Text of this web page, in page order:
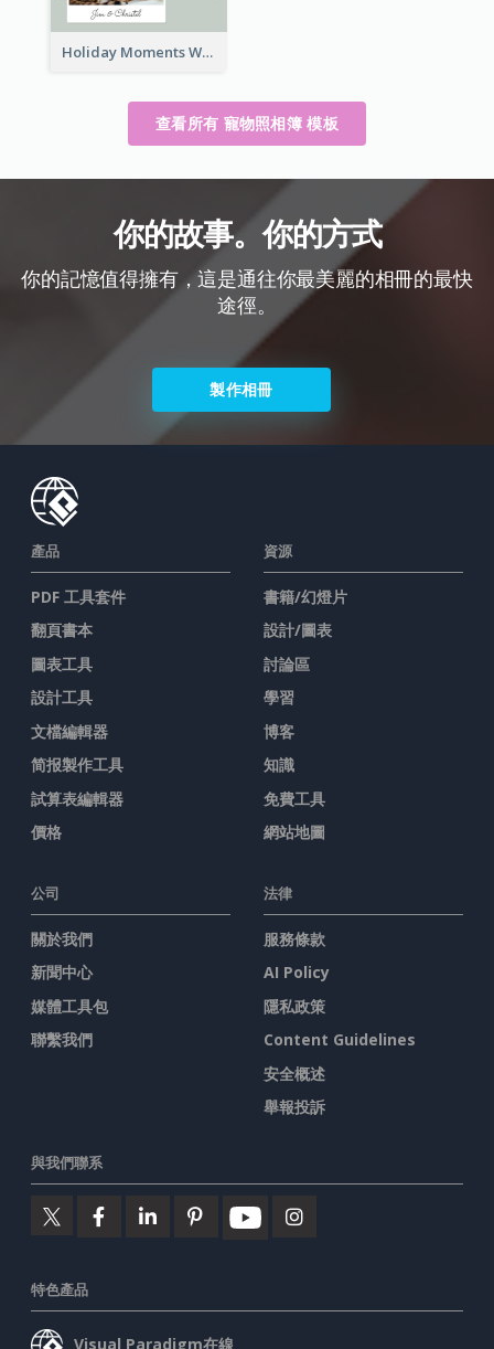
Holiday Moments With Pets Photo Book
查看所有 寵物照相簿 模板
你的故事。你的方式
你的記憶值得擁有，這是通往你最美麗的相冊的最快
途徑。
製作相冊
產品
PDF 工具套件
翻頁書本
圖表工具
設計工具
文檔編輯器
简报製作工具
試算表編輯器
價格
資源
書籍/幻燈片
設計/圖表
討論區
學習
博客
知識
免費工具
網站地圖
公司
關於我們
新聞中心
媒體工具包
聯繫我們
法律
服務條款
AI Policy
隱私政策
Content Guidelines
安全概述
舉報投訴
與我們聯系
特色產品
Visual Paradigm在線